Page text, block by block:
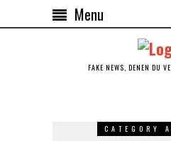
Menu
FAKE NEWS, DENEN DU
CATEGORY